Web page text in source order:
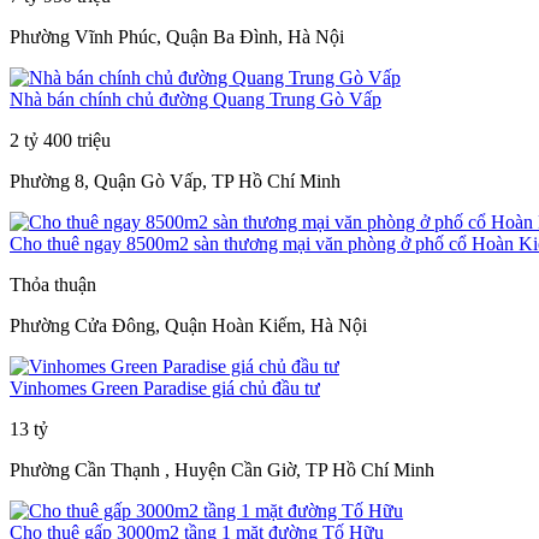
Phường Vĩnh Phúc, Quận Ba Đình, Hà Nội
Nhà bán chính chủ đường Quang Trung Gò Vấp
2 tỷ 400 triệu
Phường 8, Quận Gò Vấp, TP Hồ Chí Minh
Cho thuê ngay 8500m2 sàn thương mại văn phòng ở phố cổ Hoàn
Thỏa thuận
Phường Cửa Đông, Quận Hoàn Kiếm, Hà Nội
Vinhomes Green Paradise giá chủ đầu tư
13 tỷ
Phường Cần Thạnh , Huyện Cần Giờ, TP Hồ Chí Minh
Cho thuê gấp 3000m2 tầng 1 mặt đường Tố Hữu